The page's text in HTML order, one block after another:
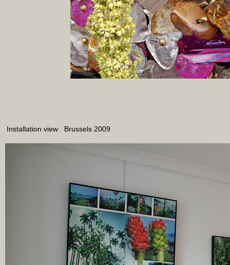
Installation view Brussels 2009